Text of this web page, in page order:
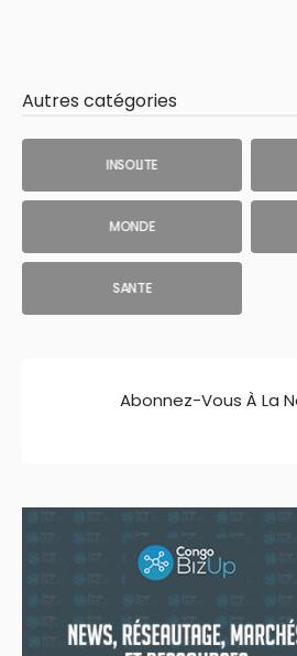
Autres catégories
INSOLITE
MONDE
SANTE
Abonnez-Vous À La